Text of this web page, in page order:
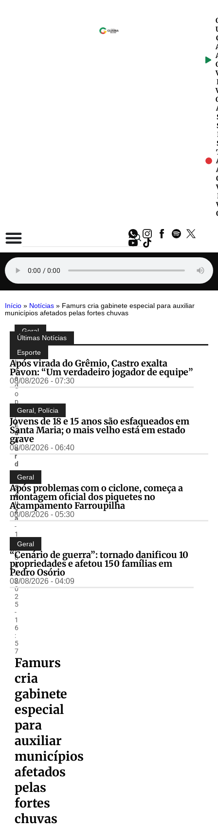
Início » Notícias » Famurs cria gabinete especial para auxiliar
municípios afetados pelas fortes chuvas
Compartilhe:
Geral
P
b
li
c
a
d
o
p
o
r
E
d
u
a
r
d
o
S
o
u
z
a
-
1
9
/
0
6
/
2
0
2
5
-
1
6
:
5
7
Famurs
cria
gabinete
especial
para
auxiliar
municípios
afetados
pelas
fortes
chuvas
Últimas Notícias
Esporte
Após virada do Grêmio, Castro exalta
Pavon: “Um verdadeiro jogador de equipe”
08/08/2026 - 07:30
Geral Polícia
Jovens de 18 e 15 anos são esfaqueados em
Santa Maria; o mais velho está em estado
grave
08/08/2026 - 06:40
Geral
Após problemas com o ciclone, começa a
montagem oficial dos piquetes no
Acampamento Farroupilha
08/08/2026 - 05:30
Geral
“Cenário de guerra”: tornado danificou 10
propriedades e afetou 150 famílias em
Pedro Osório
08/08/2026 - 04:09